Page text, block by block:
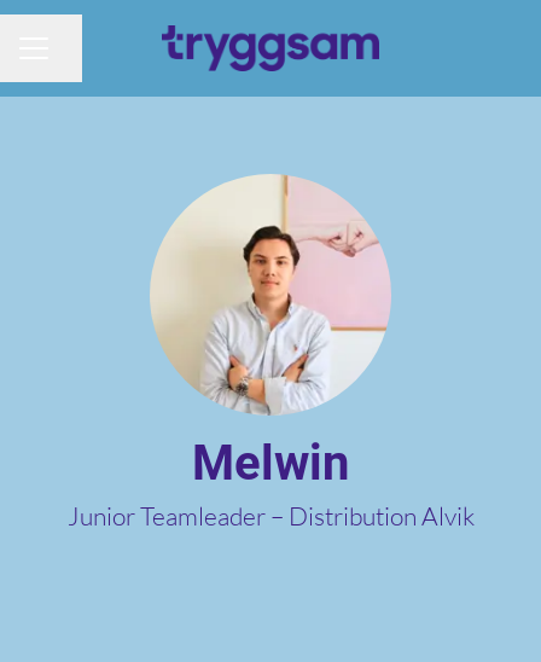
Melwin
Junior Teamleader – Distribution Alvik